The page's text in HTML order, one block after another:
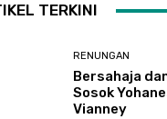
TERKINI
RENUNGAN
Bersahaja
Sosok
Vianney